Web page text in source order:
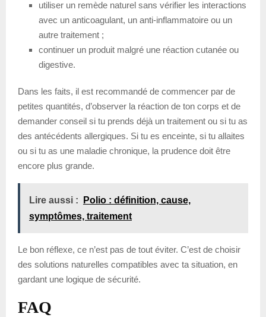
utiliser un remède naturel sans vérifier les interactions
avec un anticoagulant, un anti-inflammatoire ou un
autre traitement ;
continuer un produit malgré une réaction cutanée ou
digestive.
Dans les faits, il est recommandé de commencer par de
petites quantités, d’observer la réaction de ton corps et de
demander conseil si tu prends déjà un traitement ou si tu as
des antécédents allergiques. Si tu es enceinte, si tu allaites
ou si tu as une maladie chronique, la prudence doit être
encore plus grande.
Lire aussi :
Polio : définition, cause,
symptômes, traitement
Le bon réflexe, ce n’est pas de tout éviter. C’est de choisir
des solutions naturelles compatibles avec ta situation, en
gardant une logique de sécurité.
FAQ